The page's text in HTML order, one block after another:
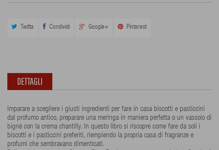
Twitta Condividi Google+ Pinterest
DETTAGLI
Imparare a scegliere i giusti ingredienti per fare in casa biscotti e pasticcini
dal profumo antico, preparare una meringa in maniera perfetta o un vassoio di
bignè con la crema chantilly. In questo libro si riscopre come fare da soli i
biscotti e i pasticcini preferiti, riempiendo la propria casa di fragranze e
profumi che sembravano dimenticati.